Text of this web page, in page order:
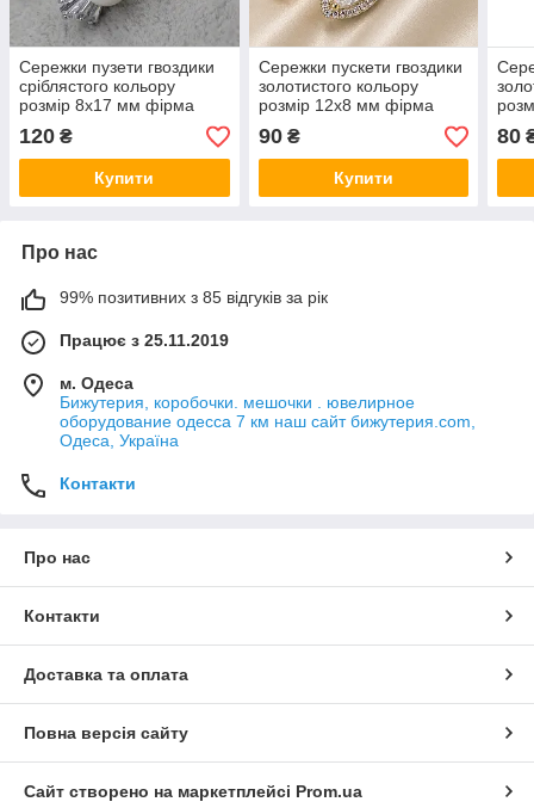
Сережки пузети гвоздики
сріблястого кольору
розмір 8х17 мм фірма
Xuping Jewelry з
кристалами та перлами
120 ₴
Купити
Сережки пускети гвоздики
золотистого кольору
розмір 12х8 мм фірма
Xuping Jewelry з білими
кристалами
90₴
Купити
80
Про нас
99% позитивних з 85 відгуків за рік
Працює з 25.11.2019
м. Одеса
Бижутерия, коробочки. мешочки . ювелирное
оборудование одесса 7 км наш сайт бижутерия.com,
Одеса, Україна
Контакти
Про нас
Контакти
Доставка та оплата
Повна версія сайту
Сайт створено на маркетплейсі Prom.ua